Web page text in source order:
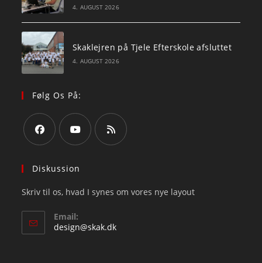
4. AUGUST 2026
Skaklejren på Tjele Efterskole afsluttet
4. AUGUST 2026
Følg Os På:
in
new
tab
in
new
new
Diskussion
Skriv til os, hvad I synes om vores nye layout
Email:
design@skak.dkOpens